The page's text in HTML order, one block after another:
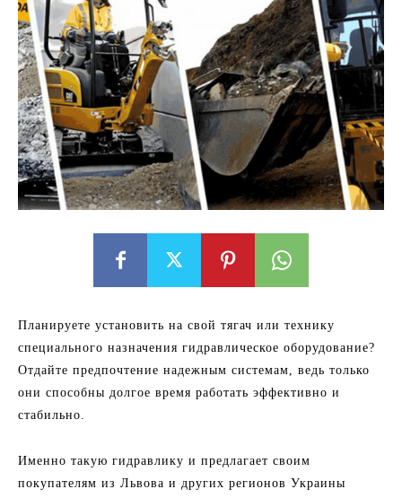
Планируете установить на свой тягач или технику
специального назначения гидравлическое оборудование?
Отдайте предпочтение надежным системам, ведь только
они способны долгое время работать эффективно и
стабильно.
Именно такую ​​гидравлику и предлагает своим
покупателям из Львова и других регионов Украины